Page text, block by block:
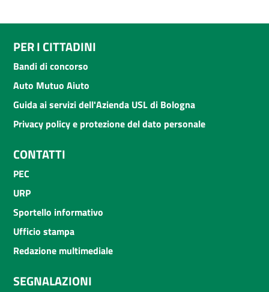
PER I CITTADINI
Bandi di concorso
Auto Mutuo Aiuto
Guida ai servizi dell'Azienda USL di Bologna
Privacy policy e protezione del dato personale
CONTATTI
PEC
URP
Sportello informativo
Ufficio stampa
Redazione multimediale
SEGNALAZIONI